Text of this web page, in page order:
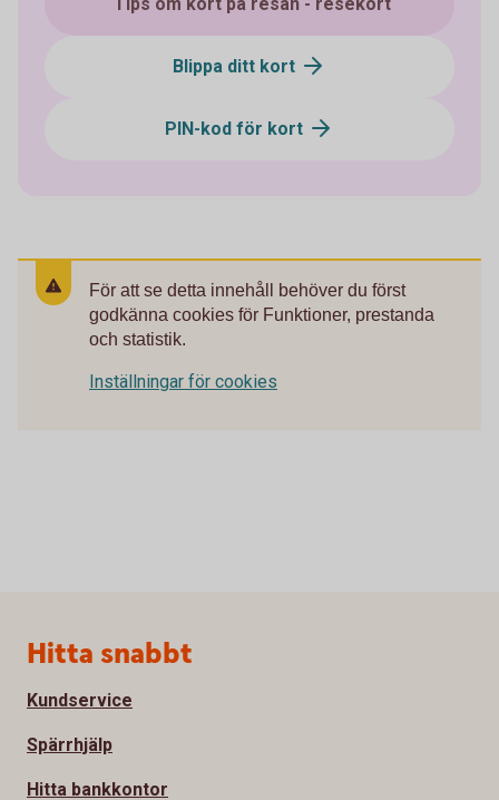
Blippa ditt kort
PIN-kod för kort
För att se detta innehåll behöver du först
godkänna cookies för Funktioner, prestanda
och statistik.
Inställningar för cookies
Sidfot
Hitta snabbt
Kundservice
Spärrhjälp
Hitta bankkontor